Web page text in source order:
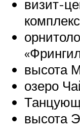
визит-
высота
озеро
высота